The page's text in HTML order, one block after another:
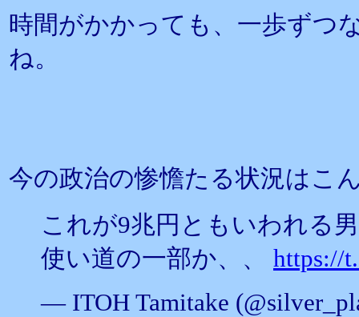
時間がかかっても、一歩ずつ
ね。
今の政治の惨憺たる状況はこ
これが9兆円ともいわれる
使い道の一部か、、 https://
— ITOH Tamitake